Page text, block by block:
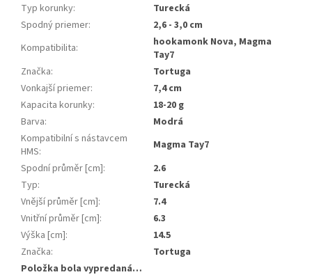
Typ korunky:
Turecká
Spodný priemer:
2,6 - 3,0 cm
Kompatibilita:
hookamonk Nova, Magma
Tay7
Značka:
Tortuga
Vonkajší priemer:
7,4 cm
Kapacita korunky:
18-20 g
Barva:
Modrá
Kompatibilní s nástavcem
HMS:
Magma Tay7
Spodní průměr [cm]:
2.6
Typ:
Turecká
Vnější průměr [cm]:
7.4
Vnitřní průměr [cm]:
6.3
Výška [cm]:
14.5
Značka:
Tortuga
Položka bola vypredaná…